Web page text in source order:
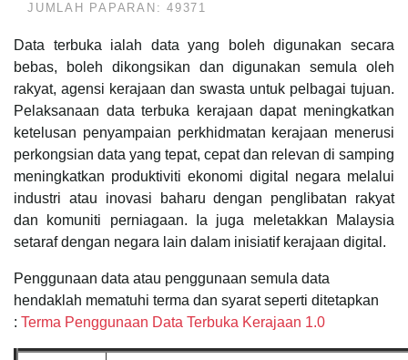
JUMLAH PAPARAN: 49371
Data terbuka ialah data yang boleh digunakan secara
bebas, boleh dikongsikan dan digunakan semula oleh
rakyat, agensi kerajaan dan swasta untuk pelbagai tujuan.
Pelaksanaan data terbuka kerajaan dapat meningkatkan
ketelusan penyampaian perkhidmatan kerajaan menerusi
perkongsian data yang tepat, cepat dan relevan di samping
meningkatkan produktiviti ekonomi digital negara melalui
industri atau inovasi baharu dengan penglibatan rakyat
dan komuniti perniagaan. Ia juga meletakkan Malaysia
setaraf dengan negara lain dalam inisiatif kerajaan digital.
Penggunaan data atau penggunaan semula data
hendaklah mematuhi terma dan syarat seperti ditetapkan
: Terma Penggunaan Data Terbuka Kerajaan 1.0